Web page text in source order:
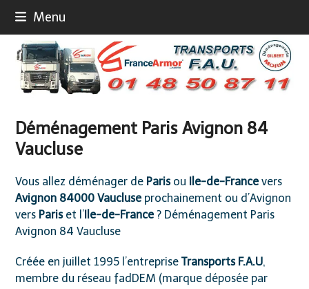
content
Menu
Déménagement Paris Avignon 84
Vaucluse
Vous allez déménager de Parisou Ile-de-Francevers
Avignon 84000 Vaucluseprochainement ou d’Avignon
vers Pariset l’Ile-de-France? Déménagement Paris
Avignon 84 Vaucluse
Créée en juillet 1995 l’entreprise Transports F.A.U,
membre du réseau fadDEM (marque déposée par